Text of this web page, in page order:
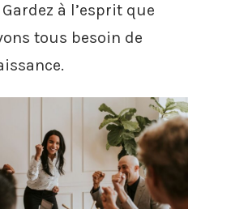
à l’esprit que
tous besoin de